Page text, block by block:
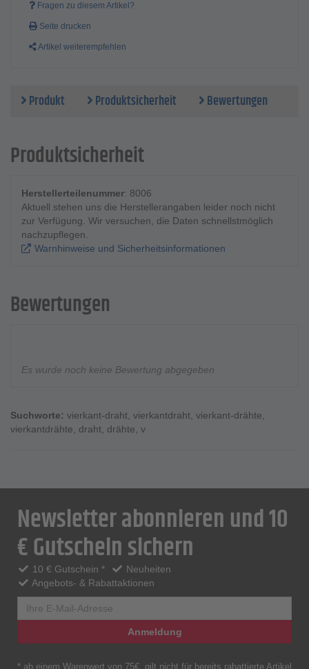
Fragen zu diesem Artikel?
Seite drucken
Artikel weiterempfehlen
Produkt Produktsicherheit Bewertungen
Produktsicherheit
Herstellerteilenummer: 8006
Aktuell stehen uns die Herstellerangaben leider noch nicht
zur Verfügung. Wir versuchen, die Daten schnellstmöglich
nachzupflegen.
Warnhinweise und Sicherheitsinformationen
Bewertungen
Es wurde noch keine Bewertung abgegeben
Suchworte: vierkant-draht, vierkantdraht, vierkant-drähte,
vierkantdrähte, draht, drähte, v
Newsletter abonnieren und 10
€ Gutschein sichern
10 € Gutschein *
Neuheiten
Angebots- & Rabattaktionen
Anmeldung
* ab einem Warenwert von 75€, gilt nicht für bereits rabattierte Artikel